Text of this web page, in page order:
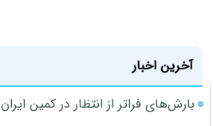
آخرین اخبار
بارش‌های فراتر از انتظار در کمین ایران